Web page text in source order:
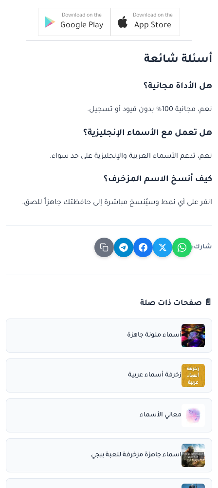
Download on the
App Store
Download on the
Google Play
أسئلة شائعة
هل الأداة مجانية؟
نعم، مجانية 100% بدون قيود أو تسجيل.
هل تعمل مع الأسماء الإنجليزية؟
نعم، تدعم الأسماء العربية والإنجليزية على حد سواء.
كيف أنسخ الاسم المزخرف؟
انقر على أي نمط وسيُنسخ مباشرة إلى حافظتك جاهزاً للصق.
شارك:
📄 صفحات ذات صلة
أسماء ملونة جاهزة
زخرفة أسماء عربية
معاني الأسماء
اسماء جاهزة مزخرفة للعبة ببجي